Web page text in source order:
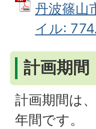
丹波篠山
イル:
計画期間
計画期間は
年間です。